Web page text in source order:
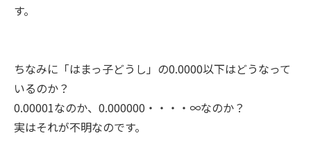
す。
ちなみに「はまっ子どうし」の0.0000以下はどうなって
いるのか？
0.00001なのか、0.000000・・・・∞なのか？
実はそれが不明なのです。